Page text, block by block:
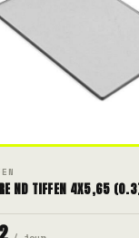
ND TIFFEN 4X5,65